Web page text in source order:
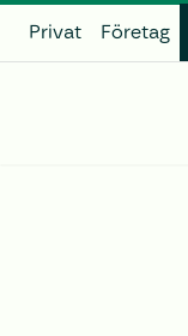
Privat Företag